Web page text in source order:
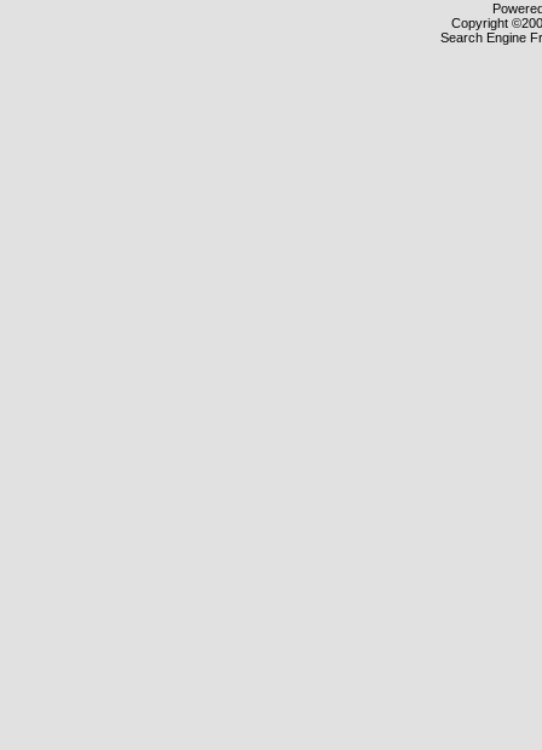
Copyright
Search Engine